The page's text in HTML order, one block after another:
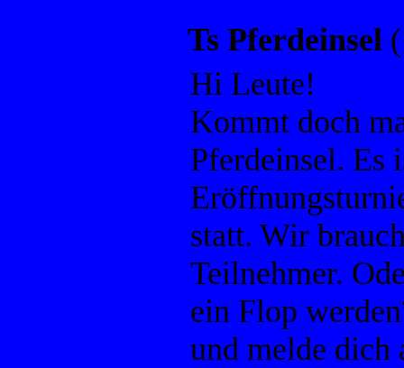
Ts Pferdeinsel (
Hi Leute!
Kommt doch
Pferdeinsel. Es
statt. Wir
Teilnehmer.
ein Flop
und melde dich